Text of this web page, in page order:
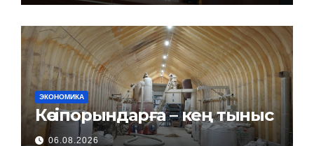
ЭКОНОМИКА
Кәсіпорындарға – кең тыныс
06.08.2026